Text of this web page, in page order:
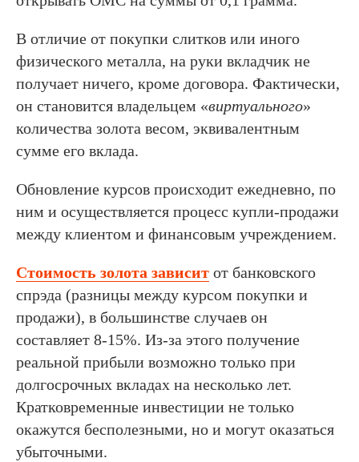
В отличие от покупки слитков или иного
физического металла, на руки вкладчик не
получает ничего, кроме договора. Фактически,
он становится владельцем «виртуального»
количества золота весом, эквивалентным
сумме его вклада.
Обновление курсов происходит ежедневно, по
ним и осуществляется процесс купли-продажи
между клиентом и финансовым учреждением.
Стоимость золота зависит от банковского
спрэда (разницы между курсом покупки и
продажи), в большинстве случаев он
составляет 8-15%. Из-за этого получение
реальной прибыли возможно только при
долгосрочных вкладах на несколько лет.
Кратковременные инвестиции не только
окажутся бесполезными, но и могут оказаться
убыточными.